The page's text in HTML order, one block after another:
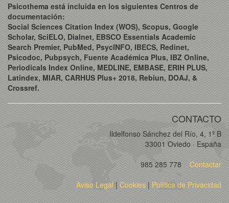
Psicothema está incluida en los siguientes Centros de
documentación:
Social Sciences Citation Index (WOS), Scopus, Google
Scholar, SciELO, Dialnet, EBSCO Essentials Academic
Search Premier, PubMed, PsycINFO, IBECS, Redinet,
Psicodoc, Pubpsych, Fuente Académica Plus, IBZ Online,
Periodicals Index Online, MEDLINE, EMBASE, ERIH PLUS,
Latindex, MIAR, CARHUS Plus+ 2018, Rebiun, DOAJ, &
Crossref.
CONTACTO
Ildelfonso Sánchez del Río, 4, 1º B
33001 Oviedo · España
985 285 778
Contactar
Aviso Legal| Cookies | Política de Privacidad